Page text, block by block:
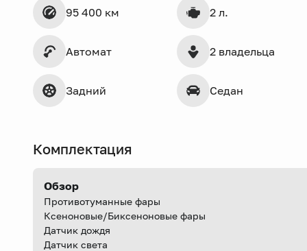
95 400 км 2 л.
Автомат 2 владельца
Задний Седан
Комплектация
Обзор
Противотуманные фары
Ксеноновые/Биксеноновые фары
Датчик дождя
Датчик света